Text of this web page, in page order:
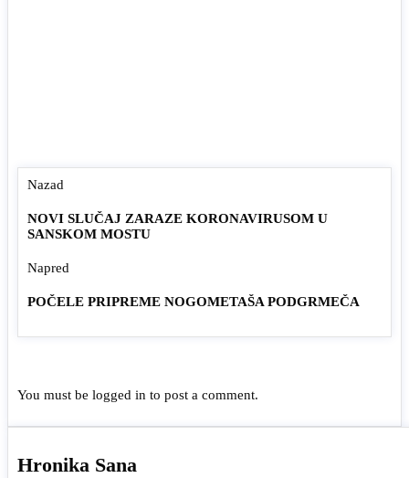
Nazad
NOVI SLUČAJ ZARAZE KORONAVIRUSOM U
SANSKOM MOSTU
Napred
POČELE PRIPREME NOGOMETAŠA PODGRMEČA
You must be logged in to post a comment.
Hronika Sana